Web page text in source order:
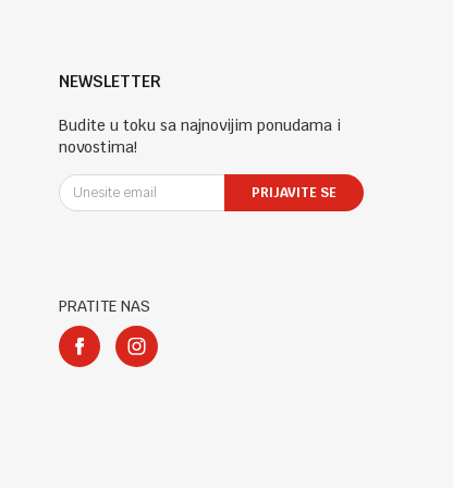
NEWSLETTER
Budite u toku sa najnovijim ponudama i
novostima!
PRIJAVITE SE
PRATITE NAS